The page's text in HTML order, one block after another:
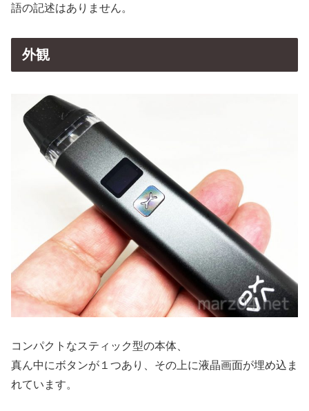
語の記述はありません。
外観
コンパクトなスティック型の本体、
真ん中にボタンが１つあり、その上に液晶画面が埋め込ま
れています。